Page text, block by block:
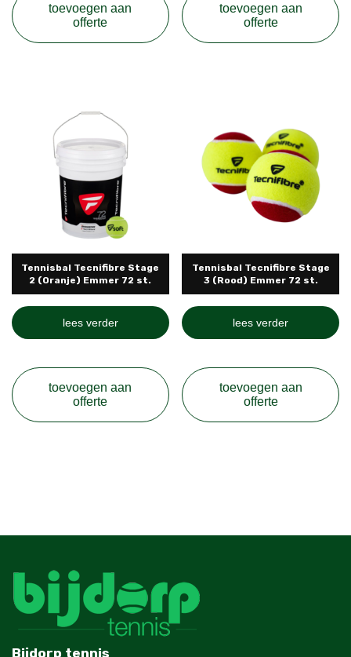
toevoegen aan
offerte
toevoegen aan
offerte
Tennisbal Tecnifibre Stage
2 (Oranje) Emmer 72 st.
lees verder
toevoegen aan
offerte
Tennisbal Tecnifibre Stage
3 (Rood) Emmer 72 st.
lees verder
toevoegen aan
offerte
Bijdorp tennis